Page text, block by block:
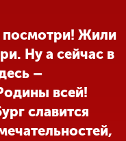
посмотри! Жили
Ну а сейчас в
–
всей!
славится